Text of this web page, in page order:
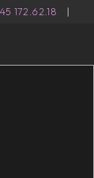
172.62.18 |